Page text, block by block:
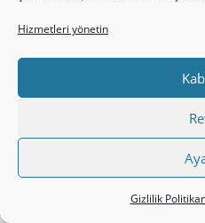
Hizmetleri yönetin
Gizlilik
Faith